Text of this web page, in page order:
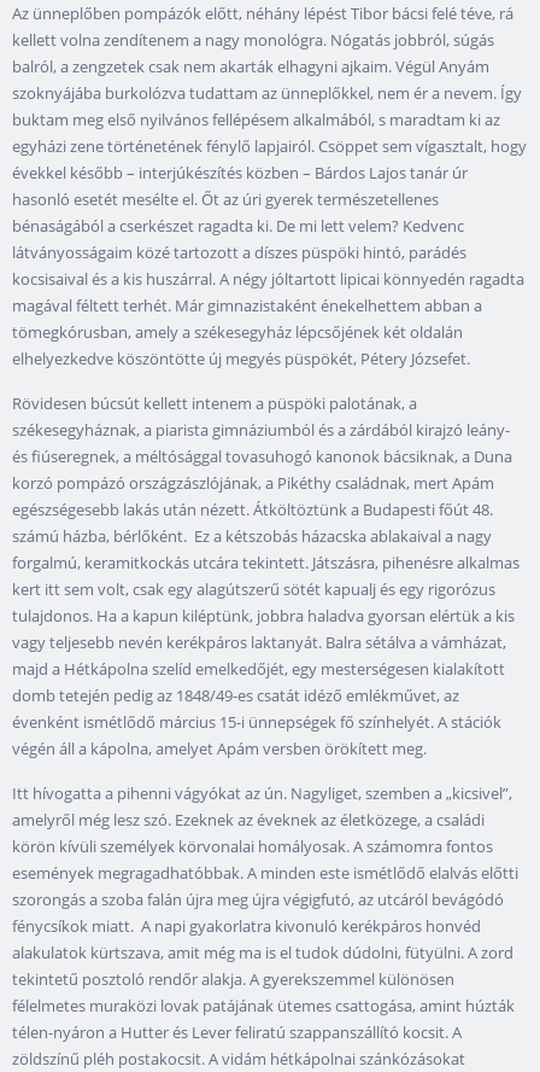
Az ünneplőben pompázók előtt, néhány lépést Tibor bácsi felé téve, rá
kellett volna zendítenem a nagy monológra. Nógatás jobbról, súgás
balról, a zengzetek csak nem akarták elhagyni ajkaim. Végül Anyám
szoknyájába burkolózva tudattam az ünneplőkkel, nem ér a nevem. Így
buktam meg első nyilvános fellépésem alkalmából, s maradtam ki az
egyházi zene történetének fénylő lapjairól. Csöppet sem vígasztalt, hogy
évekkel később – interjúkészítés közben – Bárdos Lajos tanár úr
hasonló esetét mesélte el. Őt az úri gyerek természetellenes
bénaságából a cserkészet ragadta ki. De mi lett velem? Kedvenc
látványosságaim közé tartozott a díszes püspöki hintó, parádés
kocsisaival és a kis huszárral. A négy jóltartott lipicai könnyedén ragadta
magával féltett terhét. Már gimnazistaként énekelhettem abban a
tömegkórusban, amely a székesegyház lépcsőjének két oldalán
elhelyezkedve köszöntötte új megyés püspökét, Pétery Józsefet.
Rövidesen búcsút kellett intenem a püspöki palotának, a
székesegyháznak, a piarista gimnáziumból és a zárdából kirajzó leány-
és fiúseregnek, a méltósággal tovasuhogó kanonok bácsiknak, a Duna
korzó pompázó országzászlójának, a Pikéthy családnak, mert Apám
egészségesebb lakás után nézett. Átköltöztünk a Budapesti főút 48.
számú házba, bérlőként. Ez a kétszobás házacska ablakaival a nagy
forgalmú, keramitkockás utcára tekintett. Játszásra, pihenésre alkalmas
kert itt sem volt, csak egy alagútszerű sötét kapualj és egy rigorózus
tulajdonos. Ha a kapun kiléptünk, jobbra haladva gyorsan elértük a kis
vagy teljesebb nevén kerékpáros laktanyát. Balra sétálva a vámházat,
majd a Hétkápolna szelíd emelkedőjét, egy mesterségesen kialakított
domb tetején pedig az 1848/49-es csatát idéző emlékművet, az
évenként ismétlődő március 15-i ünnepségek fő színhelyét. A stációk
végén áll a kápolna, amelyet Apám versben örökített meg.
Itt hívogatta a pihenni vágyókat az ún. Nagyliget, szemben a „kicsivel”,
amelyről még lesz szó. Ezeknek az éveknek az életközege, a családi
körön kívüli személyek körvonalai homályosak. A számomra fontos
események megragadhatóbbak. A minden este ismétlődő elalvás előtti
szorongás a szoba falán újra meg újra végigfutó, az utcáról bevágódó
fénycsíkok miatt. A napi gyakorlatra kivonuló kerékpáros honvéd
alakulatok kürtszava, amit még ma is el tudok dúdolni, fütyülni. A zord
tekintetű posztoló rendőr alakja. A gyerekszemmel különösen
félelmetes muraközi lovak patájának ütemes csattogása, amint húzták
télen-nyáron a Hutter és Lever feliratú szappanszállító kocsit. A
zöldszínű pléh postakocsit. A vidám hétkápolnai szánkózásokat